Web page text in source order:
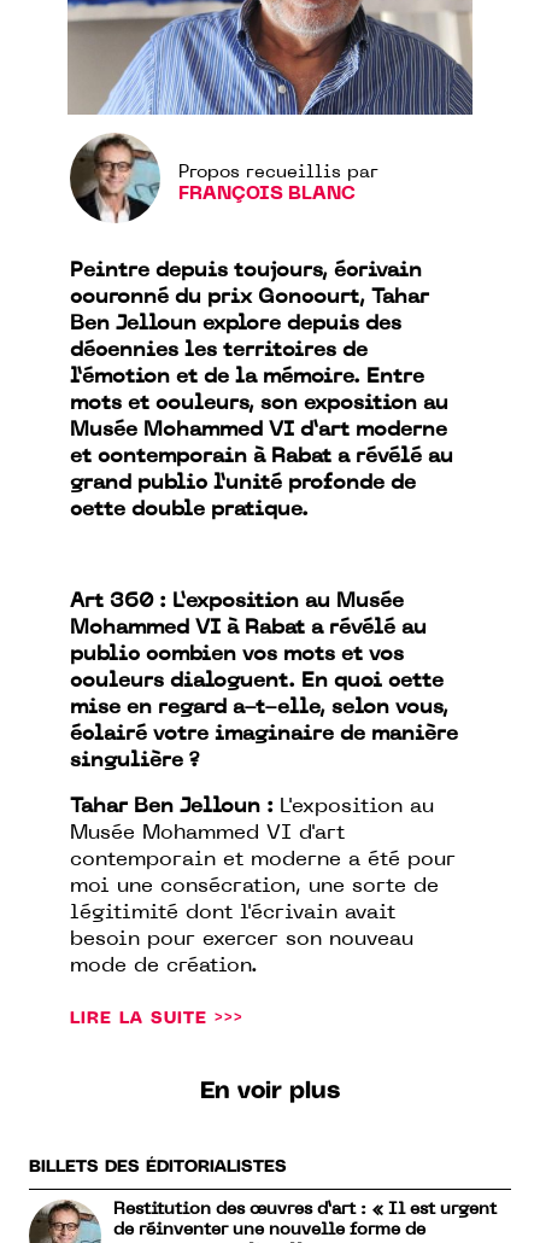
Propos recueillis par
FRANÇOIS BLANC
Peintre depuis toujours, écrivain
couronné du prix Goncourt, Tahar
Ben Jelloun explore depuis des
décennies les territoires de
l’émotion et de la mémoire. Entre
mots et couleurs, son exposition au
Musée Mohammed VI d’art moderne
et contemporain à Rabat a révélé au
grand public l’unité profonde de
cette double pratique.
Art 360 : L’exposition au Musée
Mohammed VI à Rabat a révélé au
public combien vos mots et vos
couleurs dialoguent. En quoi cette
mise en regard a-t-elle, selon vous,
éclairé votre imaginaire de manière
singulière ?
Tahar Ben Jelloun : L'exposition au
Musée Mohammed VI d'art
contemporain et moderne a été pour
moi une consécration, une sorte de
légitimité dont l'écrivain avait
besoin pour exercer son nouveau
mode de création.
LIRE LA SUITE >>>
En voir plus
BILLETS DES ÉDITORIALISTES
Restitution des œuvres d’art : « Il est urgent
de réinventer une nouvelle forme de